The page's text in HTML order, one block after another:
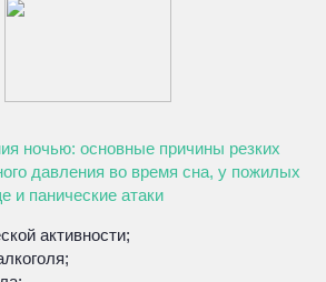
ночью: основные причины резких
давления во время сна, у пожилых
и панические атаки
активности;